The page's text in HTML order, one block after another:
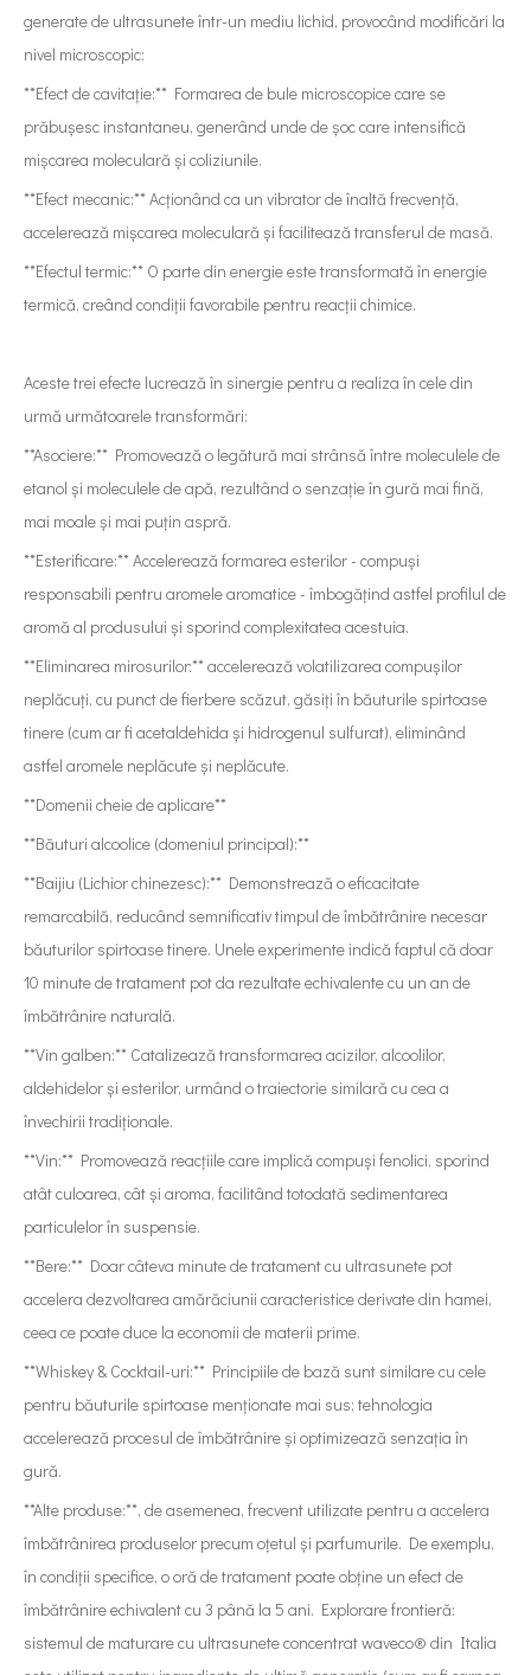
generate de ultrasunete într-un mediu lichid, provocând modificări la
nivel microscopic:
**Efect de cavitație:** Formarea de bule microscopice care se
prăbușesc instantaneu, generând unde de șoc care intensifică
mișcarea moleculară și coliziunile.
**Efect mecanic:** Acționând ca un vibrator de înaltă frecvență,
accelerează mișcarea moleculară și facilitează transferul de masă.
**Efectul termic:** O parte din energie este transformată în energie
termică, creând condiții favorabile pentru reacții chimice.
Aceste trei efecte lucrează în sinergie pentru a realiza în cele din
urmă următoarele transformări:
**Asociere:** Promovează o legătură mai strânsă între moleculele de
etanol și moleculele de apă, rezultând o senzație în gură mai fină,
mai moale și mai puțin aspră.
**Esterificare:** Accelerează formarea esterilor - compuși
responsabili pentru aromele aromatice - îmbogățind astfel profilul de
aromă al produsului și sporind complexitatea acestuia.
**Eliminarea mirosurilor:** accelerează volatilizarea compușilor
neplăcuți, cu punct de fierbere scăzut, găsiți în băuturile spirtoase
tinere (cum ar fi acetaldehida și hidrogenul sulfurat), eliminând
astfel aromele neplăcute și neplăcute.
**Domenii cheie de aplicare**
**Băuturi alcoolice (domeniul principal):**
**Baijiu (Lichior chinezesc):** Demonstrează o eficacitate
remarcabilă, reducând semnificativ timpul de îmbătrânire necesar
băuturilor spirtoase tinere. Unele experimente indică faptul că doar
10 minute de tratament pot da rezultate echivalente cu un an de
îmbătrânire naturală.
**Vin galben:** Catalizează transformarea acizilor, alcoolilor,
aldehidelor și esterilor, urmând o traiectorie similară cu cea a
învechirii tradiționale.
**Vin:** Promovează reacțiile care implică compuși fenolici, sporind
atât culoarea, cât și aroma, facilitând totodată sedimentarea
particulelor în suspensie.
**Bere:** Doar câteva minute de tratament cu ultrasunete pot
accelera dezvoltarea amărăciunii caracteristice derivate din hamei,
ceea ce poate duce la economii de materii prime.
**Whiskey & Cocktail-uri:** Principiile de bază sunt similare cu cele
pentru băuturile spirtoase menționate mai sus; tehnologia
accelerează procesul de îmbătrânire și optimizează senzația în
gură.
**Alte produse:**, de asemenea, frecvent utilizate pentru a accelera
îmbătrânirea produselor precum oțetul și parfumurile. De exemplu,
în condiții specifice, o oră de tratament poate obține un efect de
îmbătrânire echivalent cu 3 până la 5 ani. Explorare frontieră:
sistemul de maturare cu ultrasunete concentrat waveco® din Italia